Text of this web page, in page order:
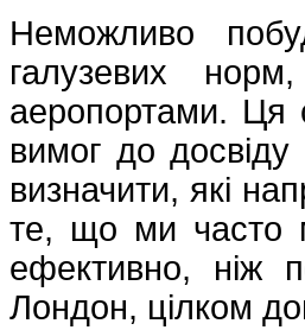
Неможливо
галузевих
аеропортами. Ця
вимог до
визначити, які
те, що ми часто
ефективно, ніж
Лондон, цілком